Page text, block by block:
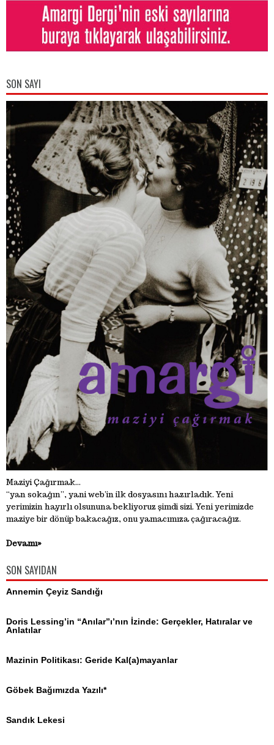
SON SAYI
Maziyi Çağırmak...
“yan sokağın”, yani web’in ilk dosyasını hazırladık. Yeni
yerimizin hayırlı olsununa bekliyoruz şimdi sizi. Yeni yerimizde
maziye bir dönüp bakacağız, onu yamacımıza çağıracağız.
Devamı»
SON SAYIDAN
Annemin Çeyiz Sandığı
Doris Lessing’in “Anılar”ı’nın İzinde: Gerçekler, Hatıralar ve
Anlatılar
Mazinin Politikası: Geride Kal(a)mayanlar
Göbek Bağımızda Yazılı*
Sandık Lekesi